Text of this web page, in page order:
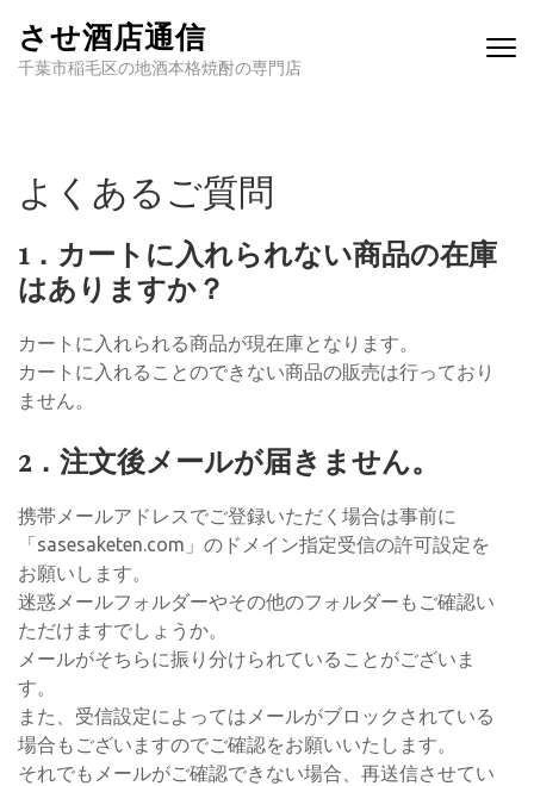
させ酒店通信
千葉市稲毛区の地酒本格焼酎の専門店
よくあるご質問
1．カートに入れられない商品の在庫
はありますか？
カートに入れられる商品が現在庫となります。
カートに入れることのできない商品の販売は行っており
ません。
2．注文後メールが届きません。
携帯メールアドレスでご登録いただく場合は事前に
「sasesaketen.com」のドメイン指定受信の許可設定を
お願いします。
迷惑メールフォルダーやその他のフォルダーもご確認い
ただけますでしょうか。
メールがそちらに振り分けられていることがございま
す。
また、受信設定によってはメールがブロックされている
場合もございますのでご確認をお願いいたします。
それでもメールがご確認できない場合、再送信させてい